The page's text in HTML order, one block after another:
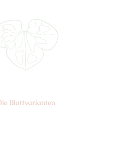
Blattvarianten